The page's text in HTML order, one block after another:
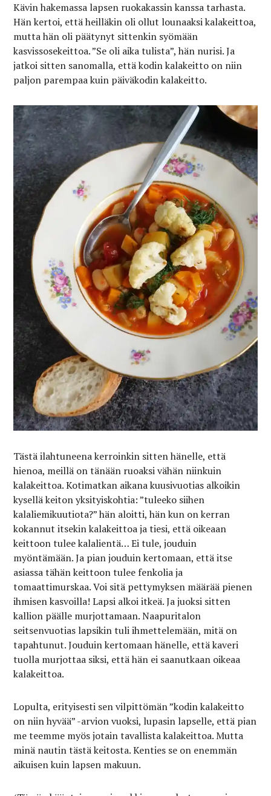
Kävin hakemassa lapsen ruokakassin kanssa tarhasta.
Hän kertoi, että heilläkin oli ollut lounaaksi kalakeittoa,
mutta hän oli päätynyt sittenkin syömään
kasvissosekeittoa. ”Se oli aika tulista”, hän nurisi. Ja
jatkoi sitten sanomalla, että kodin kalakeitto on niin
paljon parempaa kuin päiväkodin kalakeitto.
Tästä ilahtuneena kerroinkin sitten hänelle, että
hienoa, meillä on tänään ruoaksi vähän niinkuin
kalakeittoa. Kotimatkan aikana kuusivuotias alkoikin
kysellä keiton yksityiskohtia: ”tuleeko siihen
kalaliemikuutiota?” hän aloitti, hän kun on kerran
kokannut itsekin kalakeittoa ja tiesi, että oikeaan
keittoon tulee kalalientä… Ei tule, jouduin
myöntämään. Ja pian jouduin kertomaan, että itse
asiassa tähän keittoon tulee fenkolia ja
tomaattimurskaa. Voi sitä pettymyksen määrää pienen
ihmisen kasvoilla! Lapsi alkoi itkeä. Ja juoksi sitten
kallion päälle murjottamaan. Naapuritalon
seitsenvuotias lapsikin tuli ihmettelemään, mitä on
tapahtunut. Jouduin kertomaan hänelle, että kaveri
tuolla murjottaa siksi, että hän ei saanutkaan oikeaa
kalakeittoa.
Lopulta, erityisesti sen vilpittömän ”kodin kalakeitto
on niin hyvää” -arvion vuoksi, lupasin lapselle, että pian
me teemme myös jotain tavallista kalakeittoa. Mutta
minä nautin tästä keitosta. Kenties se on enemmän
aikuisen kuin lapsen makuun.